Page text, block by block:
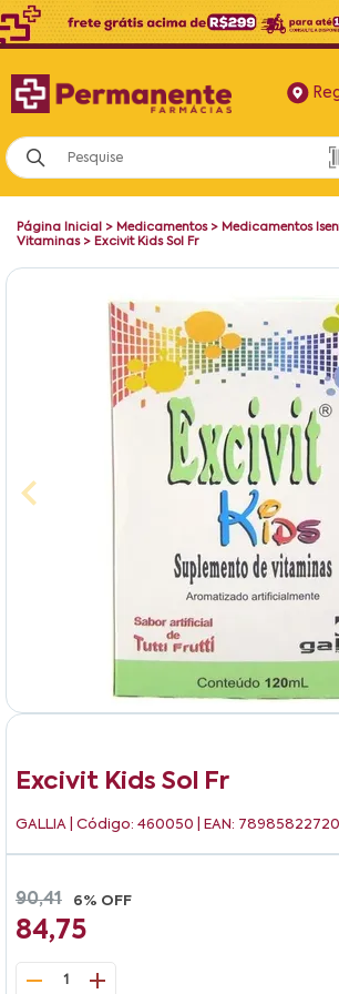
Página Inicial > Medicamentos> Medicamentos
Vitaminas> Excivit Kids Sol Fr
Excivit Kids Sol Fr
GALLIA | Código: 460050 | EAN:
90,41 6% OFF
84,75
1